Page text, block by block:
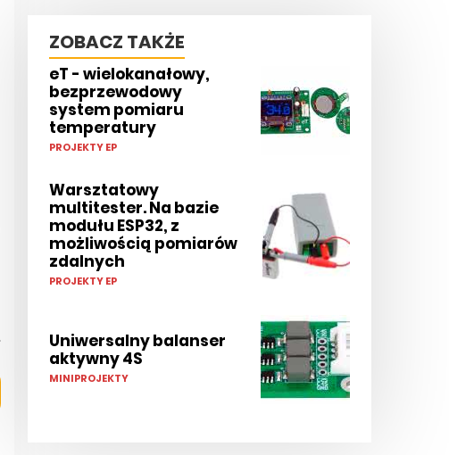
ZOBACZ TAKŻE
eT - wielokanałowy,
bezprzewodowy
system pomiaru
temperatury
PROJEKTY EP
Warsztatowy
multitester. Na bazie
modułu ESP32, z
możliwością pomiarów
zdalnych
PROJEKTY EP
Uniwersalny balanser
aktywny 4S
MINIPROJEKTY